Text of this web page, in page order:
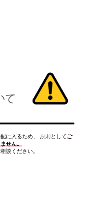
に入るため、 原則としてご
せん。
談ください。